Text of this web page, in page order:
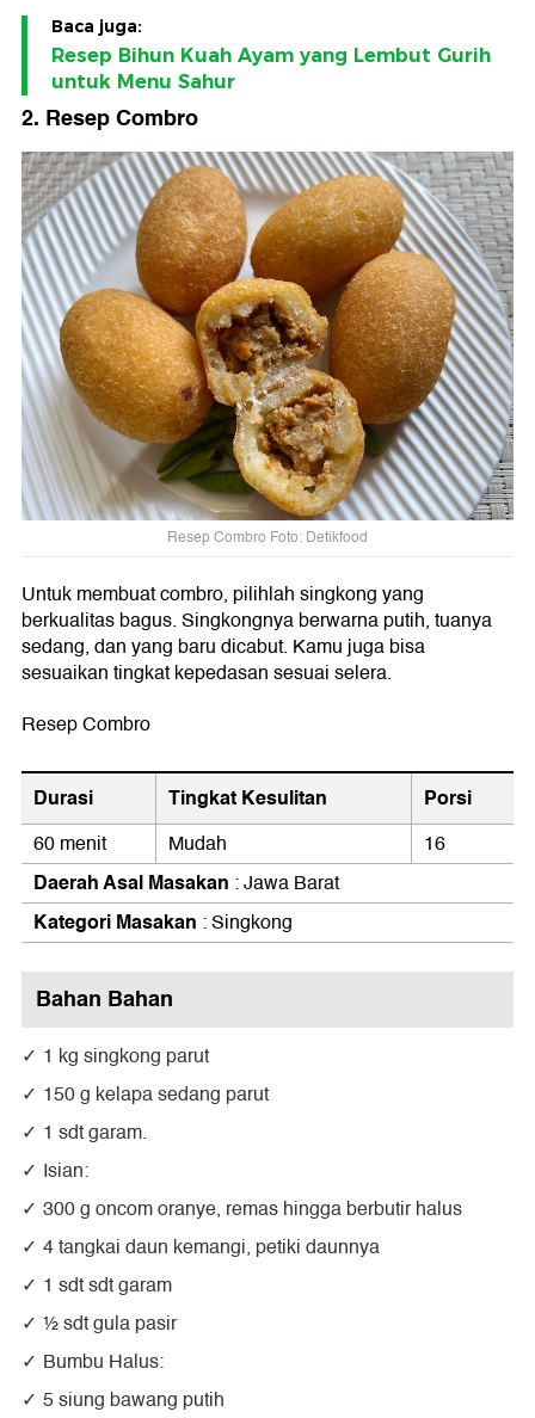
Baca juga:
Resep Bihun Kuah Ayam yang Lembut Gurih
untuk Menu Sahur
2. Resep Combro
Resep Combro Foto: Detikfood
Untuk membuat combro, pilihlah singkong yang
berkualitas bagus. Singkongnya berwarna putih, tuanya
sedang, dan yang baru dicabut. Kamu juga bisa
sesuaikan tingkat kepedasan sesuai selera.
Resep Combro
Durasi Tingkat Kesulitan Porsi
60 menit Mudah 16
Daerah Asal Masakan : Jawa Barat
Kategori Masakan : Singkong
Bahan Bahan
1 kg singkong parut
150 g kelapa sedang parut
1 sdt garam.
Isian:
300 g oncom oranye, remas hingga berbutir halus
4 tangkai daun kemangi, petiki daunnya
1 sdt sdt garam
½ sdt gula pasir
Bumbu Halus:
5 siung bawang putih